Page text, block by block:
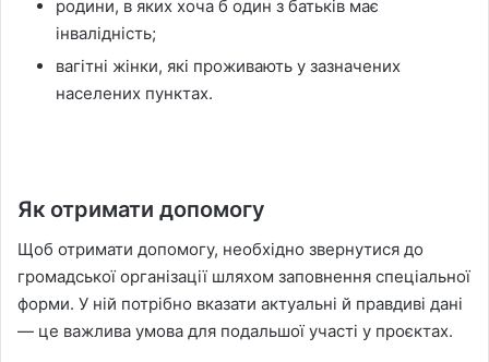
родини, в яких хоча б один з батьків має
інвалідність;
вагітні жінки, які проживають у зазначених
населених пунктах.
Як отримати допомогу
Щоб отримати допомогу, необхідно звернутися до
громадської організації шляхом заповнення спеціальної
форми. У ній потрібно вказати актуальні й правдиві дані
— це важлива умова для подальшої участі у проєктах.